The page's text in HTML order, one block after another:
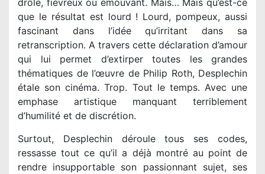
drôle, fiévreux ou émouvant. Mais… Mais qu’est-ce
que le résultat est lourd ! Lourd, pompeux, aussi
fascinant dans l’idée qu’irritant dans sa
retranscription. A travers cette déclaration d’amour
qui lui permet d’extirper toutes les grandes
thématiques de l’œuvre de Philip Roth, Desplechin
étale son cinéma. Trop. Tout le temps. Avec une
emphase artistique manquant terriblement
d’humilité et de discrétion.
Surtout, Desplechin déroule tous ses codes,
ressasse tout ce qu’il a déjà montré au point de
rendre insupportable son passionnant sujet, ses